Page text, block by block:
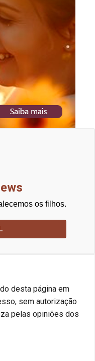
os filhos.
desta página em
sem autorização
pelas opiniões dos